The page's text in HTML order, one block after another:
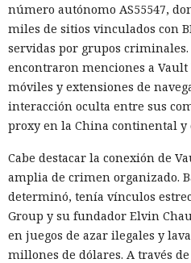
número autónomo AS55547,
miles de sitios vinculados con
servidas por grupos
encontraron menciones a
móviles y extensiones de
interacción oculta entre sus
proxy en la China continental y
Cabe destacar la conexión de
amplia de crimen organizado.
determinó, tenía vínculos
Group y su fundador Elvin
en juegos de azar ilegales y
millones de dólares. A través